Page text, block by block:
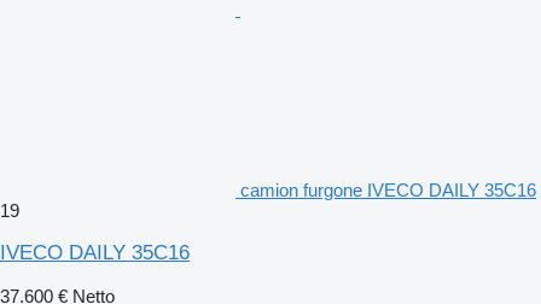
camion furgone IVECO DAILY 35C16
19
IVECO DAILY 35C16
37.600 € Netto